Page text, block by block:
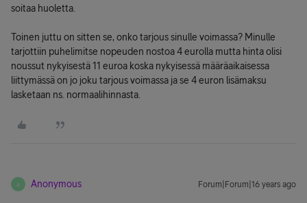
soitaa huoletta.
Toinen juttu on sitten se, onko tarjous sinulle voimassa? Minulle
tarjottiin puhelimitse nopeuden nostoa 4 eurolla mutta hinta olisi
noussut nykyisestä 11 euroa koska nykyisessä määräaikaisessa
liittymässä on jo joku tarjous voimassa ja se 4 euron lisämaksu
lasketaan ns. normaalihinnasta.
A Anonymous Forum|Forum|16 years ago